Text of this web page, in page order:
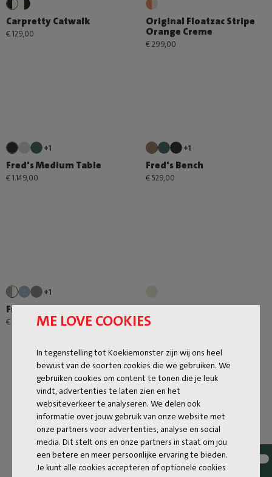
ME LOVE COOKIES
In tegenstelling tot Koekiemonster zijn wij ons heel
bewust van de soorten cookies die we gebruiken. We
gebruiken cookies om content te tonen die je leuk
vindt, advertenties te laten zien en het
websiteverkeer te analyseren. We delen ook
informatie over jouw gebruik van onze website met
onze partners voor advertenties, analyse en social
media. Dit stelt ons en onze partners in staat om jou
een betere en meer persoonlijke ervaring te bieden.
Je kunt alle cookies accepteren of optionele cookies
Carpretty Catwalk
€ 129,00
Original Floatzac Stripe
Orange Creme
€ 299,00
+1
Fred's Medium Table
€ 1.149,00
+1
Fred's Bench
€ 529,00
+1
Fred'S Bench Pillow
€ 99,00
King Pillow Sahara
€ 55,00
Volgende pagina
Alles tonen